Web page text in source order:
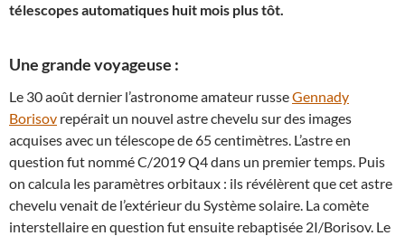
télescopes automatiques huit mois plus tôt.
Une grande voyageuse :
Le 30 août dernier l’astronome amateur russeGennady
Borisov repérait un nouvel astre chevelu sur des images
acquises avec un télescope de 65 centimètres. L’astre en
question fut nommé C/2019 Q4 dans un premier temps. Puis
on calcula les paramètres orbitaux : ils révélèrent que cet astre
chevelu venait de l’extérieur du Système solaire. La comète
interstellaire en question fut ensuite rebaptisée 2I/Borisov. Le